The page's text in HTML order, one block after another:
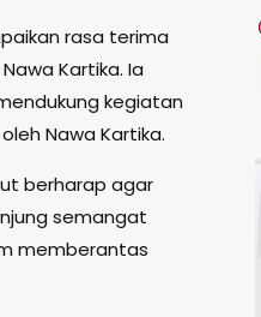
rasa terima
Kartika. Ia
kegiatan
Nawa Kartika.
berharap agar
semangat
memberantas